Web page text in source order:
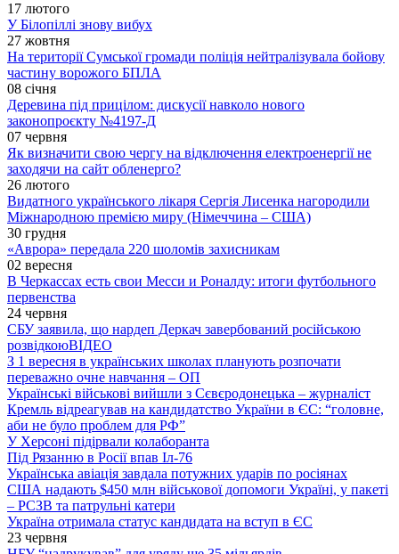
17 лютого
У Білопіллі знову вибух
27 жовтня
На території Сумської громади поліція нейтралізувала бойову
частину ворожого БПЛА
08 січня
Деревина під прицілом: дискусії навколо нового
законопроєкту №4197-Д
07 червня
Як визначити свою чергу на відключення електроенергії не
заходячи на сайт обленерго?
26 лютого
Видатного українського лікаря Сергія Лисенка нагородили
Міжнародною премією миру (Німеччина – США)
30 грудня
«Аврора» передала 220 шоломів захисникам
02 вересня
В Черкассах есть свои Месси и Роналду: итоги футбольного
первенства
24 червня
СБУ заявила, що нардеп Деркач завербований російською
розвідкоюВІДЕО
З 1 вересня в українських школах планують розпочати
переважно очне навчання – ОП
Українські військові вийшли з Сєвєродонецька – журналіст
Кремль відреагував на кандидатство України в ЄС: “головне,
аби не було проблем для РФ”
У Херсоні підірвали колаборанта
Під Рязанню в Росії впав Іл-76
Українська авіація завдала потужних ударів по росіянах
США надають $450 млн військової допомоги Україні, у пакеті
– РСЗВ та патрульні катери
Україна отримала статус кандидата на вступ в ЄС
23 червня